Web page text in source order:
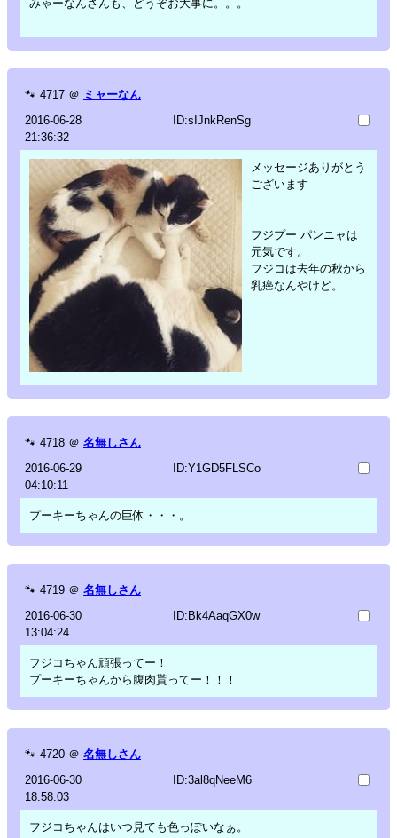
みゃーなんさんも、どうぞお大事に。。。
🐾 4717 ＠ ミャーなん
2016-06-28
21:36:32
ID:sIJnkRenSg
メッセージありがとう
ございます
フジプー パンニャは
元気です。
フジコは去年の秋から
乳癌なんやけど。
🐾 4718 ＠ 名無しさん
2016-06-29
04:10:11
ID:Y1GD5FLSCo
プーキーちゃんの巨体・・・。
🐾 4719 ＠ 名無しさん
2016-06-30
13:04:24
ID:Bk4AaqGX0w
フジコちゃん頑張ってー！
プーキーちゃんから腹肉貰ってー！！！
🐾 4720 ＠ 名無しさん
2016-06-30
18:58:03
ID:3al8qNeeM6
フジコちゃんはいつ見ても色っぽいなぁ。